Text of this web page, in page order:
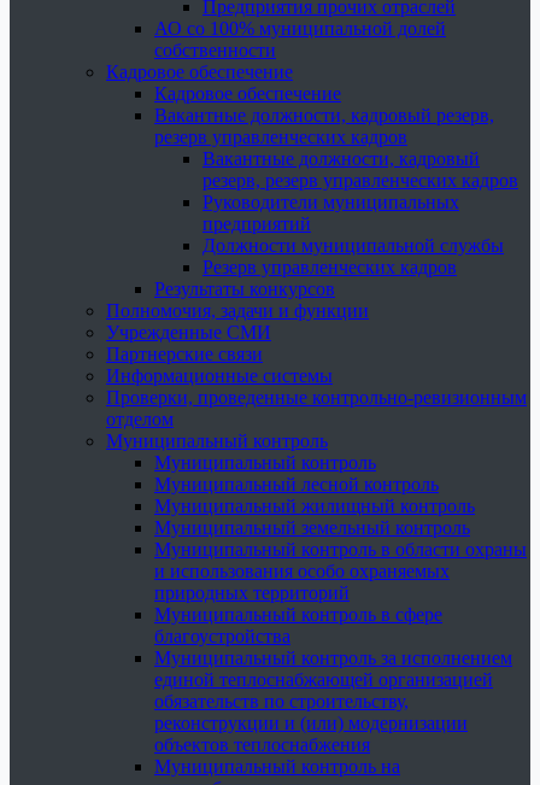
Предприятия прочих отраслей
АО со 100% муниципальной долей
собственности
Кадровое обеспечение
Кадровое обеспечение
Вакантные должности, кадровый резерв,
резерв управленческих кадров
Вакантные должности, кадровый
резерв, резерв управленческих кадров
Руководители муниципальных
предприятий
Должности муниципальной службы
Резерв управленческих кадров
Результаты конкурсов
Полномочия, задачи и функции
Учрежденные СМИ
Партнерские связи
Информационные системы
Проверки, проведенные контрольно-ревизионным
отделом
Муниципальный контроль
Муниципальный контроль
Муниципальный лесной контроль
Муниципальный жилищный контроль
Муниципальный земельный контроль
Муниципальный контроль в области охраны
и использования особо охраняемых
природных территорий
Муниципальный контроль в сфере
благоустройства
Муниципальный контроль за исполнением
единой теплоснабжающей организацией
обязательств по строительству,
реконструкции и (или) модернизации
объектов теплоснабжения
Муниципальный контроль на